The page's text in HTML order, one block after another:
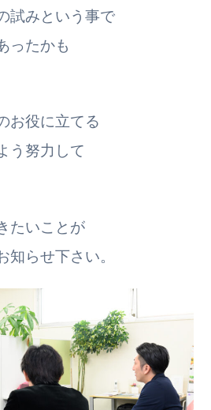
試みという事で
ったかも
お役に立てる
う努力して
たいことが
知らせ下さい。